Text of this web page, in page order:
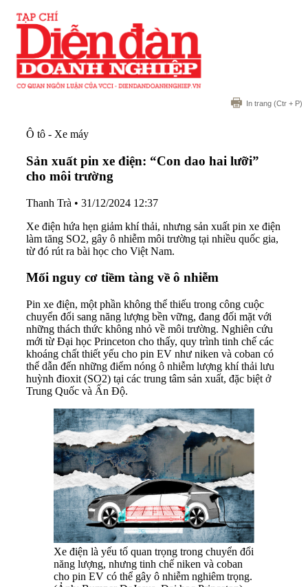
In trang (Ctr + P)
Ô tô - Xe máy
Sản xuất pin xe điện: “Con dao hai lưỡi”
cho môi trường
Thanh Trà • 31/12/2024 12:37
Xe điện hứa hẹn giảm khí thải, nhưng sản xuất pin xe điện
làm tăng SO2, gây ô nhiễm môi trường tại nhiều quốc gia,
từ đó rút ra bài học cho Việt Nam.
Mối nguy cơ tiềm tàng về ô nhiễm
Pin xe điện, một phần không thể thiếu trong công cuộc
chuyển đổi sang năng lượng bền vững, đang đối mặt với
những thách thức không nhỏ về môi trường. Nghiên cứu
mới từ Đại học Princeton cho thấy, quy trình tinh chế các
khoáng chất thiết yếu cho pin EV như niken và coban có
thể dẫn đến những điểm nóng ô nhiễm lượng khí thải lưu
huỳnh đioxit (SO2) tại các trung tâm sản xuất, đặc biệt ở
Trung Quốc và Ấn Độ.
Xe điện là yếu tố quan trọng trong chuyển đổi
năng lượng, nhưng tinh chế niken và coban
cho pin EV có thể gây ô nhiễm nghiêm trọng.